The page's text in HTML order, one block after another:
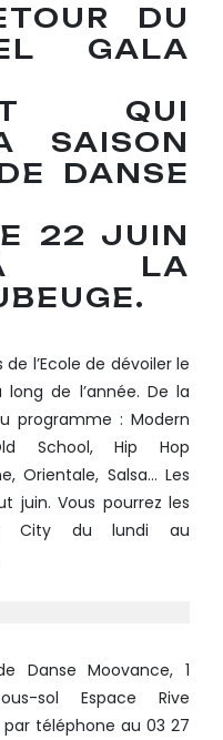
DU
GALA
QUI
SAISON
DANSE
22 JUIN
LA
l’Ecole de dévoiler le
de l’année. De la
programme : Modern
School, Hip Hop
Orientale, Salsa… Les
juin. Vous pourrez les
City du lundi au
Danse Moovance, 1
sol Espace Rive
téléphone au 03 27